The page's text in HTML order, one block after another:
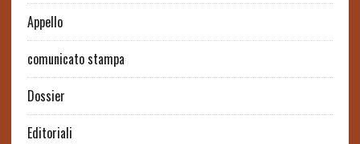
Appello
comunicato stampa
Dossier
Editoriali